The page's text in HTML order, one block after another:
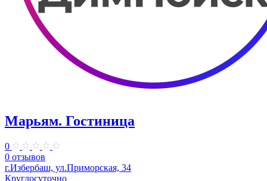
Марьям. Гостиница
0
0 отзывов
г.Избербаш, ул.Приморская, 34
Круглосуточно